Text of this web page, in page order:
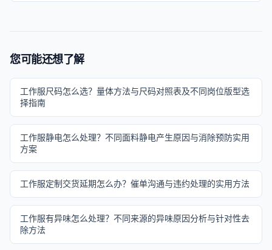
您可能还想了解
工作服尺码怎么选？量体方法与尺码对照表及不同岗位版型选
择指南
工作服静电怎么处理？不同面料静电产生原因与消除预防实用
方案
工作服定制交货延期怎么办？催单沟通与违约处理的实用方法
工作服有异味怎么处理？不同来源的异味原因分析与针对性去
除方法